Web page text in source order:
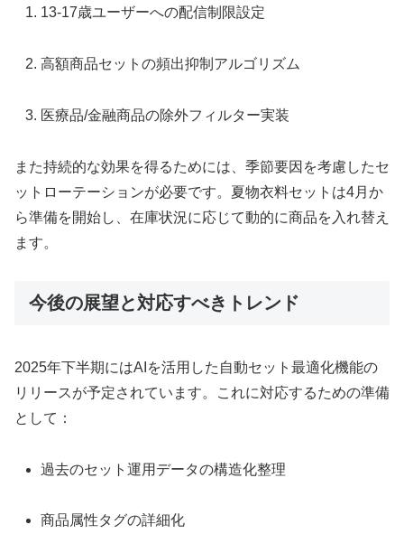
13-17歳ユーザーへの配信制限設定
高額商品セットの頻出抑制アルゴリズム
医療品/金融商品の除外フィルター実装
また持続的な効果を得るためには、季節要因を考慮したセ
ットローテーションが必要です。夏物衣料セットは4月か
ら準備を開始し、在庫状況に応じて動的に商品を入れ替え
ます。
今後の展望と対応すべきトレンド
2025年下半期にはAIを活用した自動セット最適化機能の
リリースが予定されています。これに対応するための準備
として：
過去のセット運用データの構造化整理
商品属性タグの詳細化